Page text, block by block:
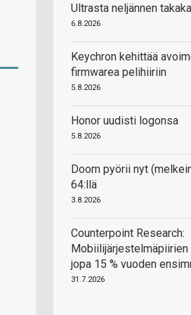
Ultrasta neljännen
6.8.2026
Keychron kehittää
firmwarea pelihiiriin
5.8.2026
Honor uudisti logonsa
5.8.2026
Doom pyörii nyt
64:llä
3.8.2026
Counterpoint Research:
jopa 15 % vuoden
31.7.2026